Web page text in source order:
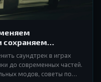
сохраняем
саундтрек в играх
до современных частей.
модов, советы по